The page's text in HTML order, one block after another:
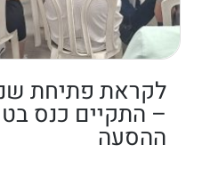
לקראת פתיחת
– התקיים כנס
ההסעה